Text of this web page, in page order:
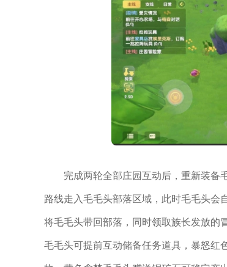
完成两轮全部庄园互动后，重新装备
路线走入毛毛头部落区域，此时毛毛头会
将毛毛头带回部落，同时领取族长发放的
毛毛头可提前互动储备任务道具，暴怒红